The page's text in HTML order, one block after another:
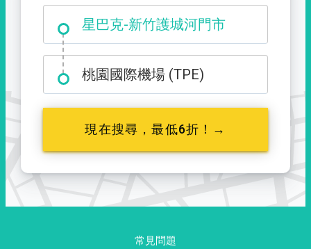
星巴克-新竹護城河門市
大霸尖山登山口
桃園國際機場 (TPE)
現在搜尋，最低6折！→
常見問題